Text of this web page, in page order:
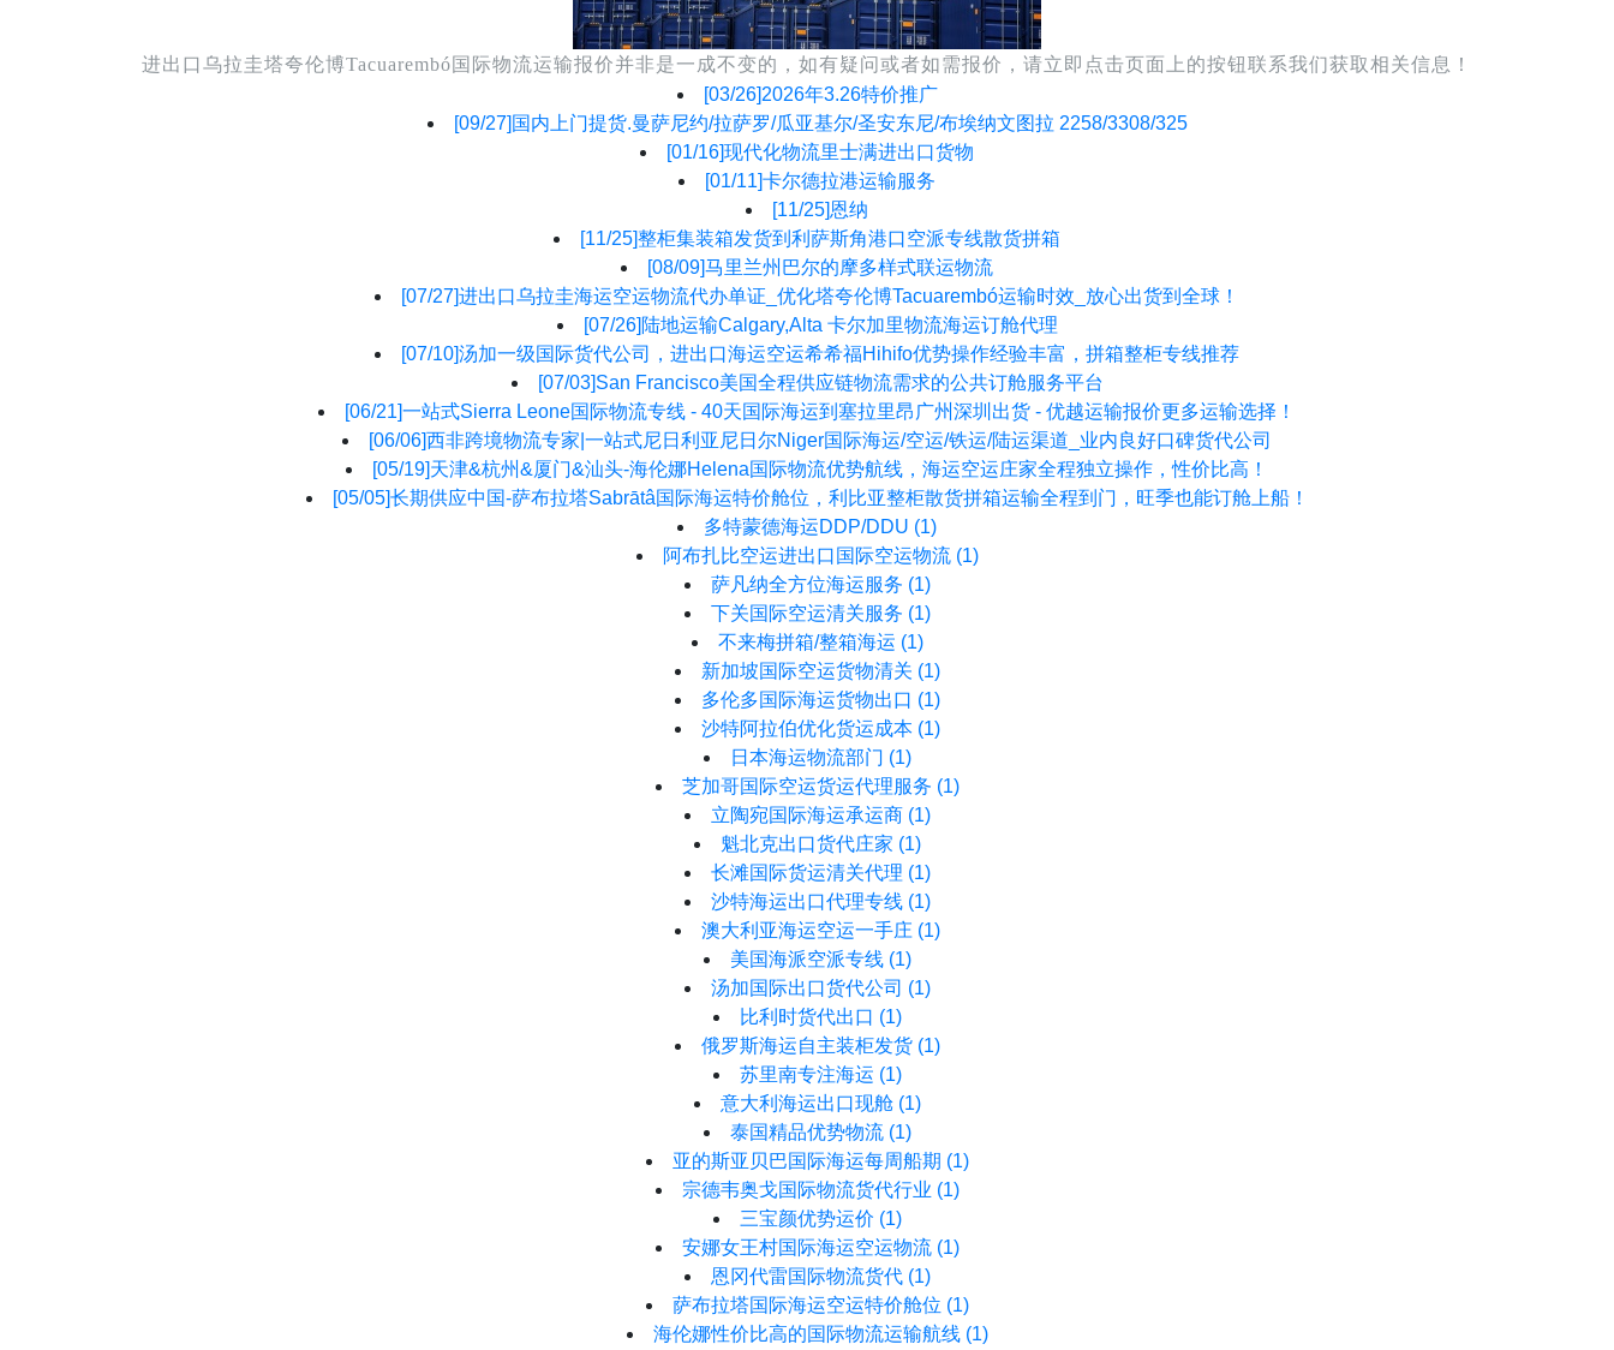
进出口乌拉圭塔夸伦博Tacuarembó国际物流运输报价并非是一成不变的，如有疑问或者如需报价，请立即点击页面上的按钮联系我们获取相关信息！
[03/26]2026年3.26特价推广
[09/27] 国内上门提货.曼萨尼约/拉萨罗/瓜亚基尔/圣安东尼/布埃纳文图拉 2258/3308/325
[01/16]现代化物流里士满进出口货物
[01/11]卡尔德拉港运输服务
[11/25]恩纳
[11/25]整柜集装箱发货到利萨斯角港口空派专线散货拼箱
[08/09]马里兰州巴尔的摩多样式联运物流
[07/27]进出口乌拉圭海运空运物流代办单证_优化塔夸伦博Tacuarembó运输时效_放心出货到全球！
[07/26] 陆地运输Calgary,Alta 卡尔加里物流海运订舱代理
[07/10]汤加一级国际货代公司，进出口海运空运希希福Hihifo优势操作经验丰富，拼箱整柜专线推荐
[07/03]San Francisco美国全程供应链物流需求的公共订舱服务平台
[06/21]一站式Sierra Leone国际物流专线 - 40天国际海运到塞拉里昂广州深圳出货 - 优越运输报价更多运输选择！
[06/06]西非跨境物流专家|一站式尼日利亚尼日尔Niger国际海运/空运/铁运/陆运渠道_业内良好口碑货代公司
[05/19]天津&杭州&厦门&汕头-海伦娜Helena国际物流优势航线，海运空运庄家全程独立操作，性价比高！
[05/05]长期供应中国-萨布拉塔Sabrātâ国际海运特价舱位，利比亚整柜散货拼箱运输全程到门，旺季也能订舱上船！
多特蒙德海运DDP/DDU (1)
阿布扎比空运进出口国际空运物流 (1)
萨凡纳全方位海运服务 (1)
下关国际空运清关服务 (1)
不来梅拼箱/整箱海运 (1)
新加坡国际空运货物清关 (1)
多伦多国际海运货物出口 (1)
沙特阿拉伯优化货运成本 (1)
日本海运物流部门 (1)
芝加哥国际空运货运代理服务 (1)
立陶宛国际海运承运商 (1)
魁北克出口货代庄家 (1)
长滩国际货运清关代理 (1)
沙特海运出口代理专线 (1)
澳大利亚海运空运一手庄 (1)
美国海派空派专线 (1)
汤加国际出口货代公司 (1)
比利时货代出口 (1)
俄罗斯海运自主装柜发货 (1)
苏里南专注海运 (1)
意大利海运出口现舱 (1)
泰国精品优势物流 (1)
亚的斯亚贝巴国际海运每周船期 (1)
宗德韦奥戈国际物流货代行业 (1)
三宝颜优势运价 (1)
安娜女王村国际海运空运物流 (1)
恩冈代雷国际物流货代 (1)
萨布拉塔国际海运空运特价舱位 (1)
海伦娜性价比高的国际物流运输航线 (1)